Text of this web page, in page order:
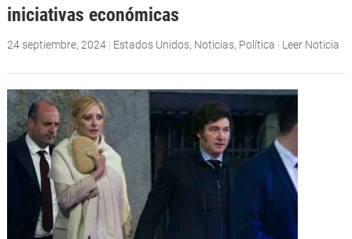
iniciativas económicas
24 septiembre, 2024| Estados Unidos, Noticias, Política | Leer Noticia